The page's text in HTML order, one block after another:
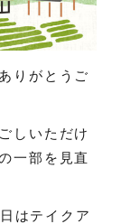
りがとうご
しいただけ
一部を見直
はテイクア